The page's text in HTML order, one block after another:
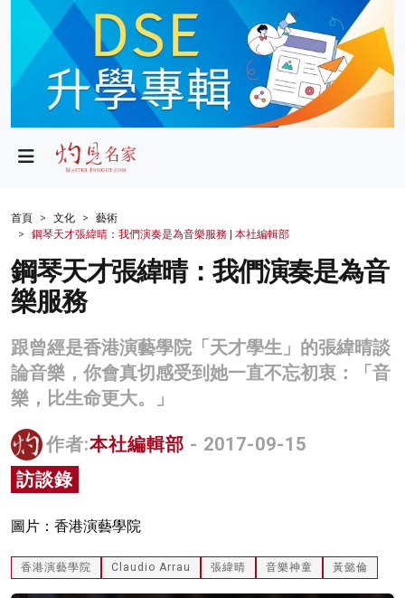
政局
財經
生活
健康
商業
科技
影片
名家榜
灼見活動
首頁 文化
藝術
鋼琴天才張緯晴：我們演奏是為音樂服務 | 本社編輯部
鋼琴天才張緯晴：我們演奏是為音
樂服務
跟曾經是香港演藝學院「天才學生」的張緯晴談
論音樂，你會真切感受到她一直不忘初衷：「音
樂，比生命更大。」
作者:本社編輯部 - 2017-09-15
訪談錄
圖片：香港演藝學院
香港演藝學院 Claudio Arrau 張緯晴 音樂神童 黃懿倫